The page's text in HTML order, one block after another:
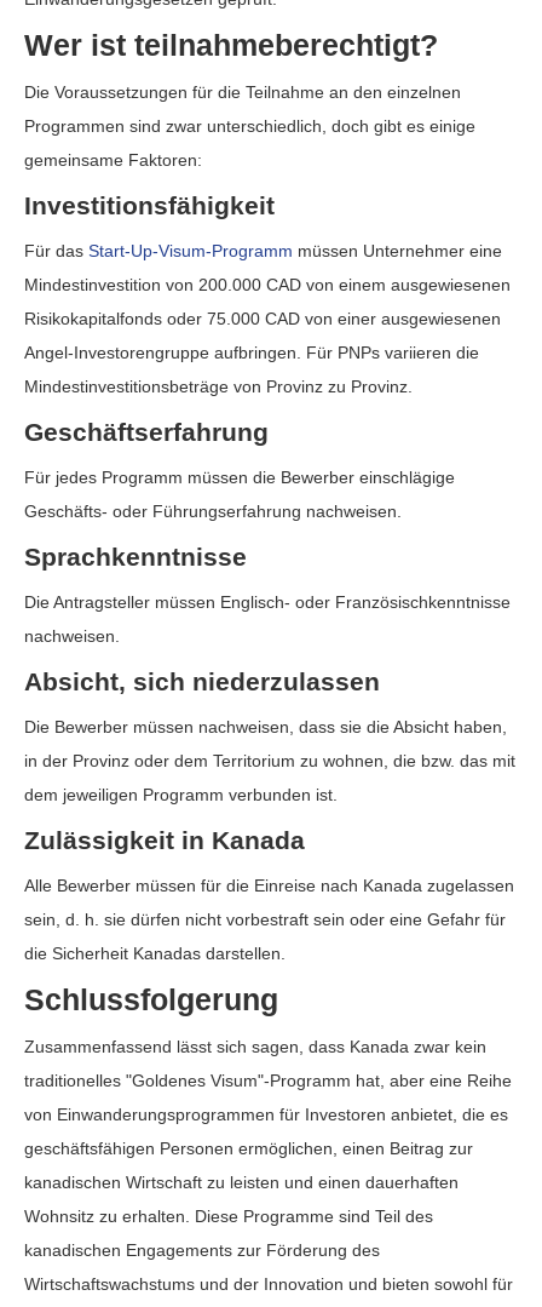
Wer ist teilnahmeberechtigt?
Die Voraussetzungen für die Teilnahme an den einzelnen
Programmen sind zwar unterschiedlich, doch gibt es einige
gemeinsame Faktoren:
Investitionsfähigkeit
Für das Start-Up-Visum-Programm müssen Unternehmer eine
Mindestinvestition von 200.000 CAD von einem ausgewiesenen
Risikokapitalfonds oder 75.000 CAD von einer ausgewiesenen
Angel-Investorengruppe aufbringen. Für PNPs variieren die
Mindestinvestitionsbeträge von Provinz zu Provinz.
Geschäftserfahrung
Für jedes Programm müssen die Bewerber einschlägige
Geschäfts- oder Führungserfahrung nachweisen.
Sprachkenntnisse
Die Antragsteller müssen Englisch- oder Französischkenntnisse
nachweisen.
Absicht, sich niederzulassen
Die Bewerber müssen nachweisen, dass sie die Absicht haben,
in der Provinz oder dem Territorium zu wohnen, die bzw. das mit
dem jeweiligen Programm verbunden ist.
Zulässigkeit in Kanada
Alle Bewerber müssen für die Einreise nach Kanada zugelassen
sein, d. h. sie dürfen nicht vorbestraft sein oder eine Gefahr für
die Sicherheit Kanadas darstellen.
Schlussfolgerung
Zusammenfassend lässt sich sagen, dass Kanada zwar kein
traditionelles "Goldenes Visum"-Programm hat, aber eine Reihe
von Einwanderungsprogrammen für Investoren anbietet, die es
geschäftsfähigen Personen ermöglichen, einen Beitrag zur
kanadischen Wirtschaft zu leisten und einen dauerhaften
Wohnsitz zu erhalten. Diese Programme sind Teil des
kanadischen Engagements zur Förderung des
Wirtschaftswachstums und der Innovation und bieten sowohl für